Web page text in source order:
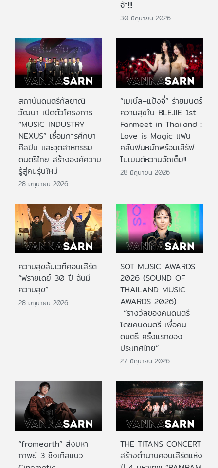
จ้า!!!
30 มิถุนายน 2026
สถาบันดนตรีกัลยาณิ
วัฒนา เปิดตัวโครงการ
“MUSIC INDUSTRY
NEXUS” เชื่อมการศึกษา
ศิลปิน และอุตสาหกรรม
ดนตรีไทย สร้างองค์ความ
รู้สู่คนรุ่นใหม่
28 มิถุนายน 2026
“เมเบิ้ล–แป้งจี่” ร่ายมนตร์
ความสุขใน BLEJIE 1st
Fanmeet in Thailand :
Love is Magic แฟน
คลับฟินหนักพร้อมเสิร์ฟ
โมเมนต์หวานจัดเต็ม!!
28 มิถุนายน 2026
ความสุขล้นเวทีคอนเสิร์ต
“ฟรายเดย์ 30 ปี ฉันมี
ความสุข”
28 มิถุนายน 2026
SOT MUSIC AWARDS
2026 (SOUND OF
THAILAND MUSIC
AWARDS 2026)
“รางวัลของคนดนตรี
โดยคนดนตรี เพื่อคน
ดนตรี ครั้งแรกของ
ประเทศไทย”
27 มิถุนายน 2026
“fromearth” ส่งมหา
กาพย์ 3 ซิงเกิลแนว
THE TITANS CONCERT
สร้างตำนานคอนเสิร์ตแห่ง